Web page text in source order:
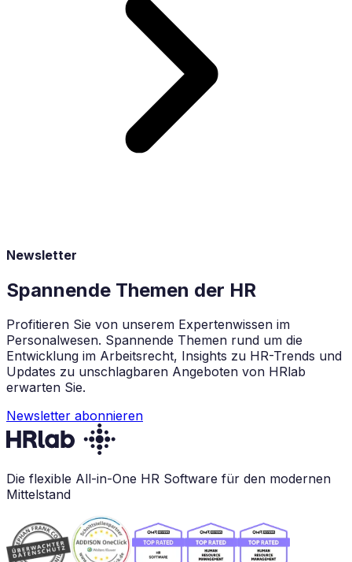
Newsletter
Spannende Themen der HR
Profitieren Sie von unserem Expertenwissen im
Personalwesen. Spannende Themen rund um die
Entwicklung im Arbeitsrecht, Insights zu HR-Trends und
Updates zu unschlagbaren Angeboten von HRlab
erwarten Sie.
Newsletter abonnieren
Die flexible All-in-One HR Software für den modernen
Mittelstand